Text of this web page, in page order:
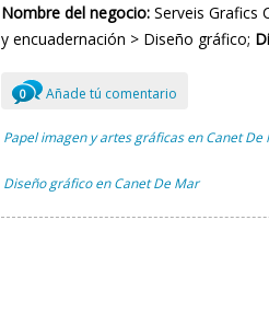
Nombre del negocio:Serveis Grafics
y encuadernación > Diseño gráfico;
0 Añade tú comentario
Papel imagen y artes gráficas en Canet De
Diseño gráfico en Canet De Mar